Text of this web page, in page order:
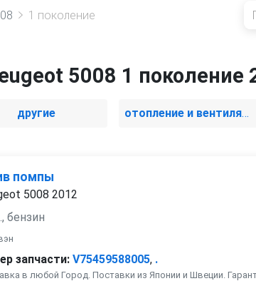
1 поколение
5008 1 поколение
другие отопление и вентиляция
помпы
5008 2012
бензин
запчасти: V75459588005, .
в любой Город. Поставки из Японии и Швеции.